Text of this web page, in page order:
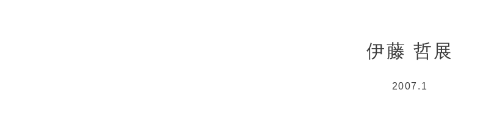
伊藤 哲展
2007.1